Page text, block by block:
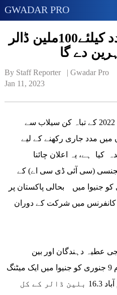
GWADAR PRO
چین پاکستان کی مدد کیلئے100ملین ڈالر
By Staff Reporter   | Gwadar Pro
Jan 11, 2023
جنیوا (چائنا اکنامک نیٹ)چین نے 2022 کے تباہ کن سیلاب سے
مدد جاری رکھنے کے لیے
وعدہ کیا ہے، یہ اعلان چائنا
ایجنسی (سی آئی ڈی سی اے) کے
نے 9 جنوری کو جنیوا میں بحالی پاکستان پر
کانفرنس میں شرکت کے دوران
نجی عطیہ دہندگان اور بین
الاقوامی مالیاتی اداروں کے حکام 9 جنوری کو جنیوا میں ایک میٹنگ
کے لیے جمع ہو ئے کیونکہ اسلام آباد 16.3 بلین ڈالر کے کل